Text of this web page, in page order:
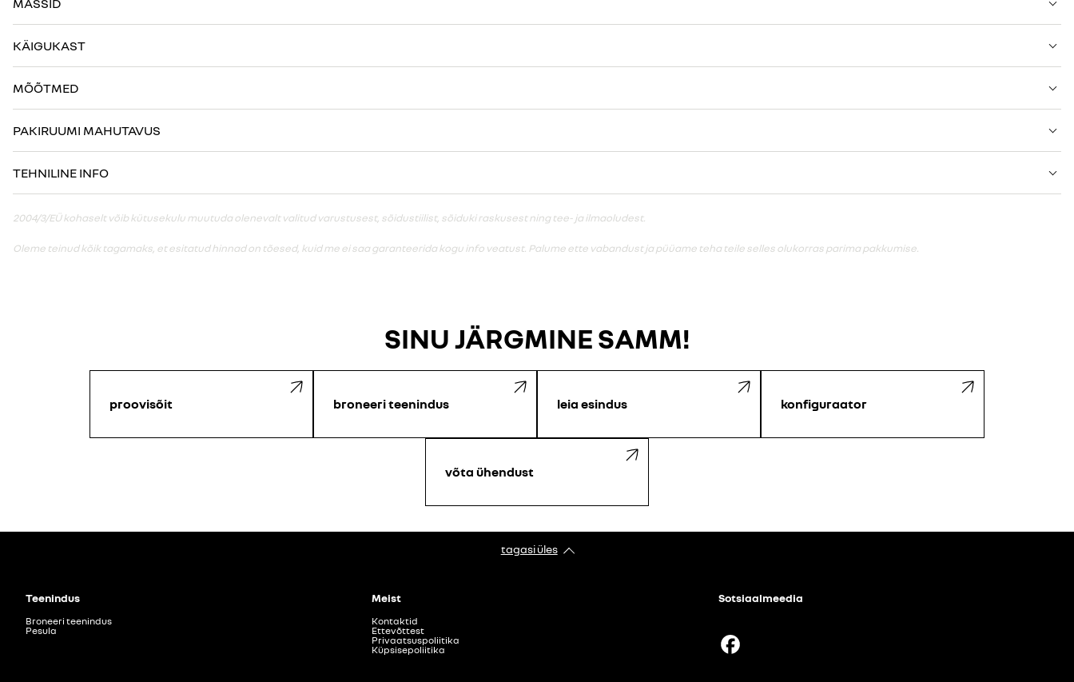
KÄIGUKAST
MÕÕTMED
PAKIRUUMI MAHUTAVUS
TEHNILINE INFO
2004/3/EÜ kohaselt võib kütusekulu muutuda olenevalt valitud varustusest, sõidustiilist, sõiduki raskusest ning tee- ja ilmaoludest.
Oleme teinud kõik tagamaks, et esitatud hinnad on tõesed, kuid me ei saa garanteerida kogu info veatust. Palume ette vabandust ja püüame teha teile selles olukorras parima pakkumise.
SINU JÄRGMINE SAMM!
proovisõit broneeri teenindus leia esindus konfiguraator
võta ühendust
tagasi üles
Teenindus
Broneeri teenindus
Pesula
Meist
Kontaktid
Ettevõttest
Privaatsuspoliitika
Küpsisepoliitika
Sotsiaalmeedia